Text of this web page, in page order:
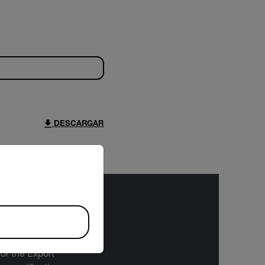
DESCARGAR
to the
the Export
version of our website.